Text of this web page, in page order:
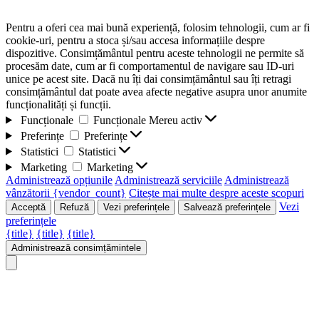
Pentru a oferi cea mai bună experiență, folosim tehnologii, cum ar fi
cookie-uri, pentru a stoca și/sau accesa informațiile despre
dispozitive. Consimțământul pentru aceste tehnologii ne permite să
procesăm date, cum ar fi comportamentul de navigare sau ID-uri
unice pe acest site. Dacă nu îți dai consimțământul sau îți retragi
consimțământul dat poate avea afecte negative asupra unor anumite
funcționalități și funcții.
Funcționale
Funcționale Mereu activ
Preferințe
Preferințe
Statistici
Statistici
Marketing
Marketing
Administrează opțiunile Administrează serviciile Administrează
vânzătorii {vendor_count} Citește mai multe despre aceste scopuri
Acceptă Refuză Vezi preferințele Salvează preferințele
Vezi
preferințele
{title} {title} {title}
Administrează consimțămintele